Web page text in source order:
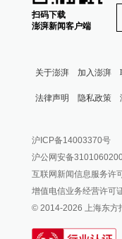
扫码下载
澎湃新闻客户端
关于澎湃 加入澎湃
法律声明 隐私政策
澎湃新
澎湃新
派生万
IP
SIXTH
报料邮箱:
沪ICP备14003370号
沪公网安备
互联网新闻信息服务许
增值电信业务经营许可
© 2014-2026 上海东方